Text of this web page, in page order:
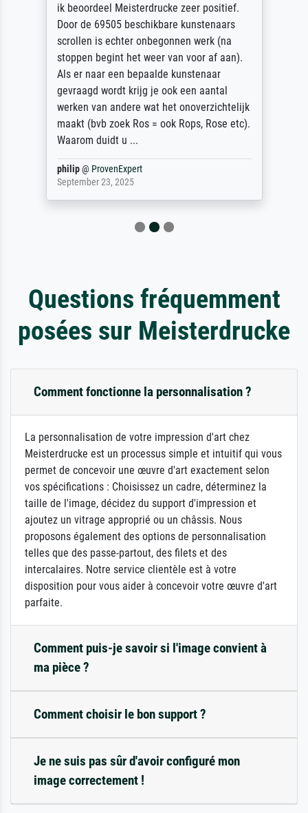
ik beoordeel Meisterdrucke zeer positief.
Door de 69505 beschikbare kunstenaars
scrollen is echter onbegonnen werk (na
stoppen begint het weer van voor af aan).
Als er naar een bepaalde kunstenaar
gevraagd wordt krijg je ook een aantal
werken van andere wat het onoverzichtelijk
maakt (bvb zoek Ros = ook Rops, Rose etc).
Waarom duidt u ...
philip@ ProvenExpert
September 23, 2025
Questions fréquemment
posées sur Meisterdrucke
Comment fonctionne la personnalisation ?
La personnalisation de votre impression d'art chez
Meisterdrucke est un processus simple et intuitif qui vous
permet de concevoir une œuvre d'art exactement selon
vos spécifications : Choisissez un cadre, déterminez la
taille de l'image, décidez du support d'impression et
ajoutez un vitrage approprié ou un châssis. Nous
proposons également des options de personnalisation
telles que des passe-partout, des filets et des
intercalaires. Notre service clientèle est à votre
disposition pour vous aider à concevoir votre œuvre d'art
parfaite.
Comment puis-je savoir si l'image convient à
ma pièce ?
Comment choisir le bon support ?
Je ne suis pas sûr d'avoir configuré mon
image correctement !